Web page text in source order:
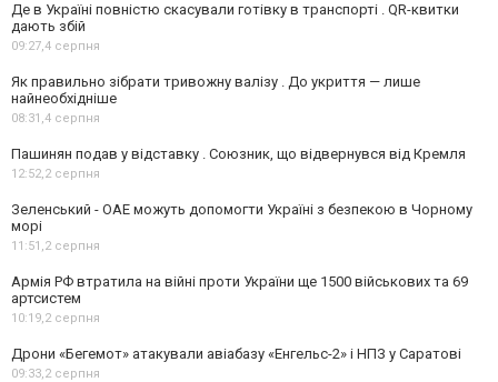
Де в Україні повністю скасували готівку в транспорті . QR-квитки
дають збій
09:27,4 серпня
Як правильно зібрати тривожну валізу . До укриття — лише
найнеобхідніше
08:31,4 серпня
Пашинян подав у відставку . Союзник, що відвернувся від Кремля
12:52,2 серпня
Зеленський - ОАЕ можуть допомогти Україні з безпекою в Чорному
морі
11:51,2 серпня
Армія РФ втратила на війні проти України ще 1500 військових та 69
артсистем
10:19,2 серпня
Дрони «Бегемот» атакували авіабазу «Енгельс-2» і НПЗ у Саратові
09:33,2 серпня